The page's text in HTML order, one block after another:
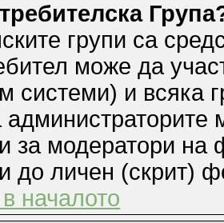
групи са
може да
системи) и всяка
за модератори
до личен (скрит)
началото